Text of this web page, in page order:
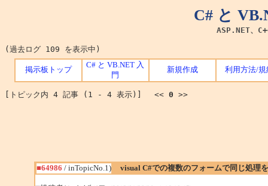
C# と
ASP.NET、
(過去ログ 109 を表示中)
掲示板トップ
C# と VB.NET 入
門
新規作成 利用方法/規
[トピック内 4 記事 (1 - 4 表示)] << 0 >>
■64986 / inTopicNo.1) visual C#での複数のフォームで同じ処理